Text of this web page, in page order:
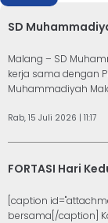
SD
Malang – SD
kerja sama dengan
Muhammadiyah
Rab, 15 Juli 2026 | 11:17
FORTASI Hari
[caption
bersama[/caption]